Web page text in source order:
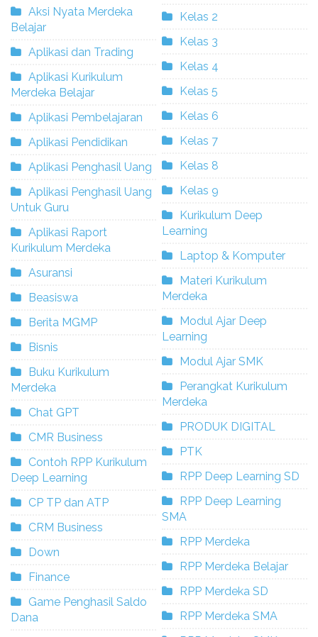
Aksi Nyata Merdeka
Belajar
Aplikasi dan Trading
Aplikasi Kurikulum
Merdeka Belajar
Aplikasi Pembelajaran
Aplikasi Pendidikan
Aplikasi Penghasil Uang
Aplikasi Penghasil Uang
Untuk Guru
Aplikasi Raport
Kurikulum Merdeka
Asuransi
Beasiswa
Berita MGMP
Bisnis
Buku Kurikulum
Merdeka
Chat GPT
CMR Business
Contoh RPP Kurikulum
Deep Learning
CP TP dan ATP
CRM Business
Down
Finance
Game Penghasil Saldo
Dana
Kelas 2
Kelas 3
Kelas 4
Kelas 5
Kelas 6
Kelas 7
Kelas 8
Kelas 9
Kurikulum Deep
Learning
Laptop & Komputer
Materi Kurikulum
Merdeka
Modul Ajar Deep
Learning
Modul Ajar SMK
Perangkat Kurikulum
Merdeka
PRODUK DIGITAL
PTK
RPP Deep Learning SD
RPP Deep Learning
SMA
RPP Merdeka
RPP Merdeka Belajar
RPP Merdeka SD
RPP Merdeka SMA